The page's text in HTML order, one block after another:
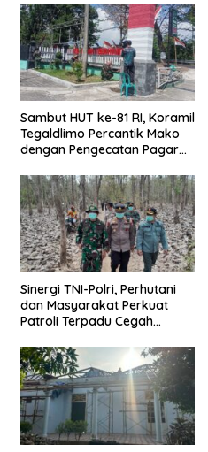
dengan Wawasan
Kebangsaan
Sambut HUT ke-81 RI, Koramil
Tegaldlimo Percantik Mako
dengan Pengecatan Pagar
Sinergi TNI-Polri, Perhutani
dan Masyarakat Perkuat
Patroli Terpadu Cegah